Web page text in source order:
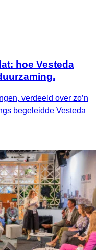
hoe Vesteda
verdeeld over zo’n
begeleidde Vesteda